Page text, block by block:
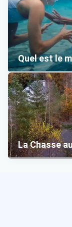
Quel est le
La Chasse